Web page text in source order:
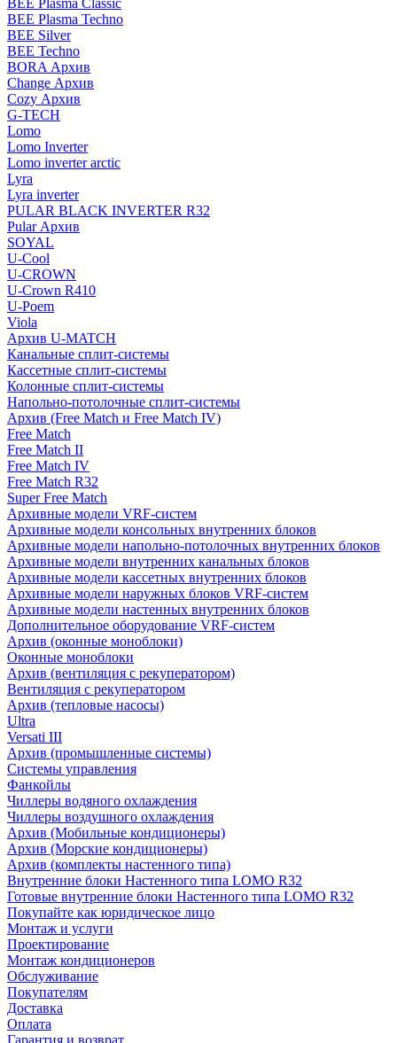
BEE Plasma Classic
BEE Plasma Techno
BEE Silver
BEE Techno
BORA Архив
Change Архив
Cozy Архив
G-TECH
Lomo
Lomo Inverter
Lomo inverter arctic
Lyra
Lyra inverter
PULAR BLACK INVERTER R32
Pular Архив
SOYAL
U-Cool
U-CROWN
U-Crown R410
U-Poem
Viola
Архив U-MATCH
Канальные сплит-системы
Кассетные сплит-системы
Колонные сплит-системы
Напольно-потолочные сплит-системы
Архив (Free Match и Free Match IV)
Free Match
Free Match II
Free Match IV
Free Match R32
Super Free Match
Архивные модели VRF-систем
Архивные модели консольных внутренних блоков
Архивные модели напольно-потолочных внутренних блоков
Архивные модели внутренних канальных блоков
Архивные модели кассетных внутренних блоков
Архивные модели наружных блоков VRF-систем
Архивные модели настенных внутренних блоков
Дополнительное оборудование VRF-систем
Архив (оконные моноблоки)
Оконные моноблоки
Архив (вентиляция с рекуператором)
Вентиляция с рекуператором
Архив (тепловые насосы)
Ultra
Versati III
Архив (промышленные системы)
Системы управления
Фанкойлы
Чиллеры водяного охлаждения
Чиллеры воздушного охлаждения
Архив (Мобильные кондиционеры)
Архив (Морские кондиционеры)
Архив (комплекты настенного типа)
Внутренние блоки Настенного типа LOMO R32
Готовые внутренние блоки Настенного типа LOMO R32
Покупайте как юридическое лицо
Монтаж и услуги
Проектирование
Монтаж кондиционеров
Обслуживание
Покупателям
Доставка
Оплата
Гарантия и возврат